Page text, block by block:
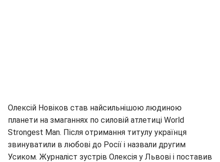
Олексій Новіков став найсильнішою людиною
планети на змаганнях по силовій атлетиці World
Strongest Man. Після отримання титулу українця
звинуватили в любові до Росії і назвали другим
Усиком. Журналіст зустрів Олексія у Львові і поставив